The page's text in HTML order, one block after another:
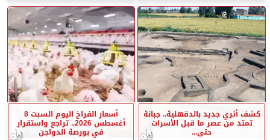
كشف أثري جديد بالدقهلية.. جبانة
تمتد من عصر ما قبل الأسرات
حتى...
أسعار الفراخ اليوم السبت 8
أغسطس 2026.. تراجع واستقرار
في بورصة الدواجن